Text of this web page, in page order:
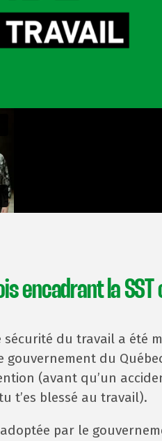
encadrant la
sécurité du travail a été
gouvernement du
(avant qu’un
t’es blessé au travail).
par le